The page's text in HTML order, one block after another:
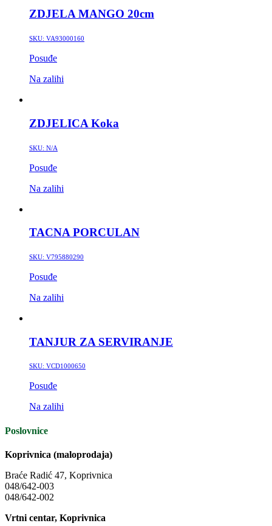
ZDJELA MANGO 20cm
SKU: VA93000160
Posuđe
Na zalihi
ZDJELICA Koka
SKU: N/A
Posuđe
Na zalihi
TACNA PORCULAN
SKU: V795880290
Posuđe
Na zalihi
TANJUR ZA SERVIRANJE
SKU: VCD1000650
Posuđe
Na zalihi
Poslovnice
Koprivnica (maloprodaja)
Braće Radić 47, Koprivnica
048/642-003
048/642-002
Vrtni centar, Koprivnica